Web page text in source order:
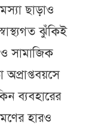
ছাড়াও
ঝুঁকিই
ও সামাজিক
ব্যবহারের
হারও